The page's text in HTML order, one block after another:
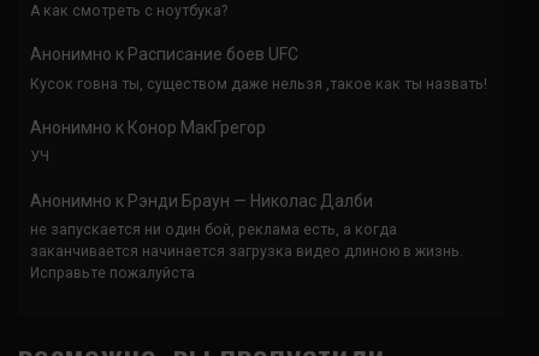
А как смотреть с ноутбука?
Анонимно к Расписание боев UFC
Кусок говна ты, существом даже нельзя ,такое как ты назвать!
Анонимно к Конор МакГрегор
УЧ
Анонимно к Рэнди Браун — Николас Далби
не запускается ни один бой, реклама есть, а когда
заканчивается начинается загрузка видео длиною в жизнь.
Исправьте пожалуйста